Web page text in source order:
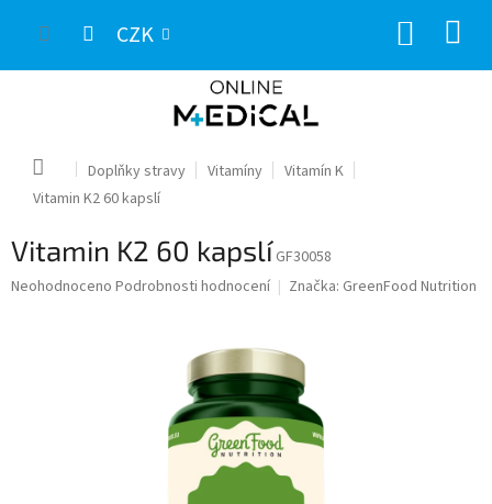
CZK
Domů Doplňky stravy Vitamíny
Vitamín K
Vitamin K2 60 kapslí
Vitamin K2 60 kapslí GF30058
Průměrné
Neohodnoceno Podrobnosti hodnocení Značka: GreenFood Nutrition